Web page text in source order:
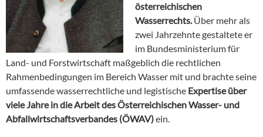
österreichischen
Wasserrechts.Über mehr als
zwei Jahrzehnte gestaltete er
im Bundesministerium für
Land- und Forstwirtschaft maßgeblich die rechtlichen
Rahmenbedingungen im Bereich Wasser mit und brachte seine
umfassende wasserrechtliche und legistische Expertise über
viele Jahre in die Arbeit des Österreichischen Wasser- und
Abfallwirtschaftsverbandes (ÖWAV)ein.